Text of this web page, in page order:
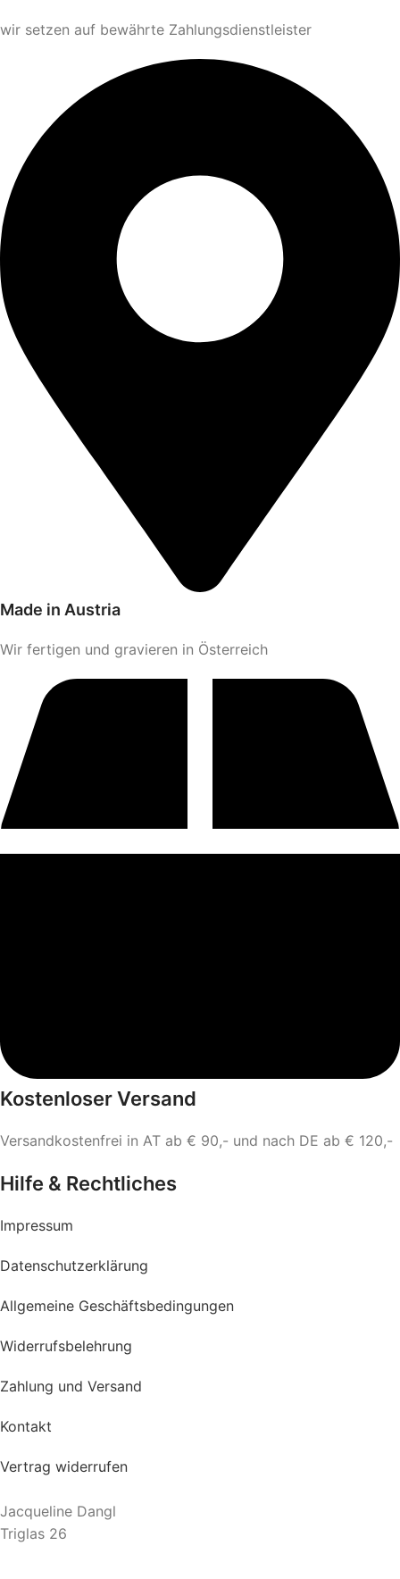
wir setzen auf bewährte Zahlungsdienstleister
Made in Austria
Wir fertigen und gravieren in Österreich
Kostenloser Versand
Versandkostenfrei in AT ab € 90,- und nach DE ab € 120,-
Hilfe & Rechtliches
Impressum
Datenschutzerklärung
Allgemeine Geschäftsbedingungen
Widerrufsbelehrung
Zahlung und Versand
Kontakt
Vertrag widerrufen
Jacqueline Dangl
Triglas 26